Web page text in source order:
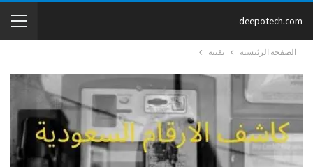
deepotech.com
الصفحة الرئيسية تقنية